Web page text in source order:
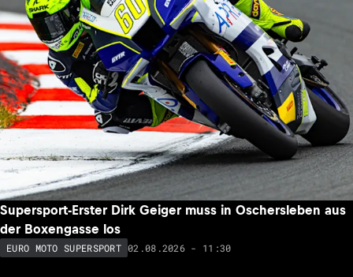
Supersport-Erster Dirk Geiger muss in Oschersleben aus
der Boxengasse los
EURO MOTO SUPERSPORT 02.08.2026 - 11:30